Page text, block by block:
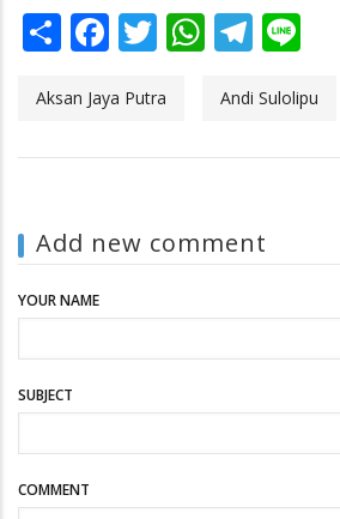
ShareFacebook
Twitter
Aksan Jaya Putra Andi Sulolipu
Add new comment
YOUR NAME
SUBJECT
COMMENT